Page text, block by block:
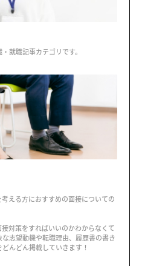
就職記事カテゴリです。
える方におすすめの面接についての
対策をすればいいのかわからなくて
志望動機や転職理由、履歴書の書き
んどん掲載していきます！